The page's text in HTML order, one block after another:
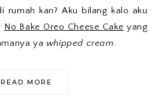
rumah kan? Aku bilang kalo aku
No Bake Oreo Cheese Cake yang
ya whipped cream.
READ MORE